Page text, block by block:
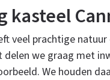
kasteel
veel prachtige
delen we graag met
We houden